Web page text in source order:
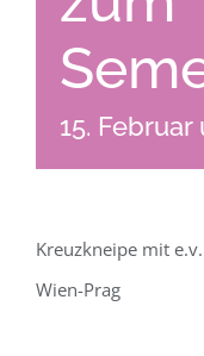
15. Februar
Kreuzkneipe mit
Wien-Prag